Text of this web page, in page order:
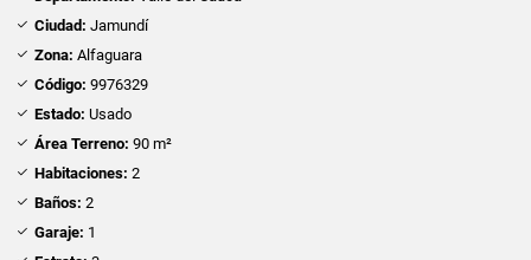
Ciudad: Jamundí
Zona: Alfaguara
Código: 9976329
Estado: Usado
Área Terreno: 90 m²
Habitaciones: 2
Baños: 2
Garaje: 1